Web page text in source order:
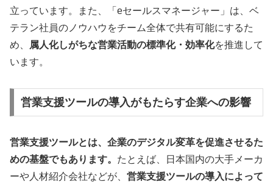
立っています。また、「eセールスマネージャー」は、ベ
テラン社員のノウハウをチーム全体で共有可能にするた
め、 属人化しがちな営業活動の標準化・効率化を推進して
います。
営業支援ツールの導入がもたらす企業への影響
営業支援ツールとは、企業のデジタル変革を促進させるた
めの基盤でもあります。 たとえば、日本国内の大手メーカ
ーや人材紹介会社などが、 営業支援ツールの導入によって